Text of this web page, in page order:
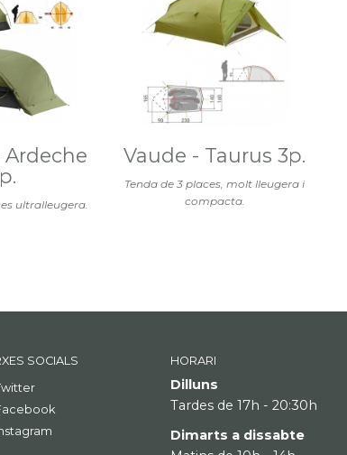
ultralleugera.
Ardeche
Tenda de 3 places, molt lleugera i
compacta.
Vaude - Taurus 3p.
SOCIALS
HORARI
Dilluns
Tardes de 17h - 20:30h
Dimarts a dissabte